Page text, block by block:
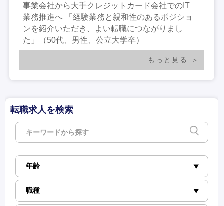
事業会社から大手クレジットカード会社でのIT
業務推進へ 「経験業務と親和性のあるポジショ
ンを紹介いただき、よい転職につながりまし
た」（50代、男性、公立大学卒）
もっと見る
転職求人を検索